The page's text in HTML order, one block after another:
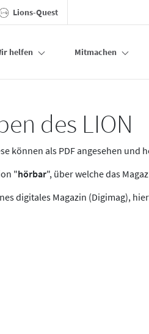
Lions-Quest
helfen Mitmachen
des LION
können als PDF angesehen und
"hörbar", über welche das
digitales Magazin (Digimag),